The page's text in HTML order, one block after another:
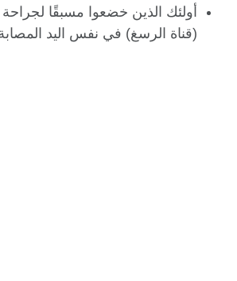
أولئك الذين خضعوا مسبقًا
(قناة الرسغ) في نفس اليد